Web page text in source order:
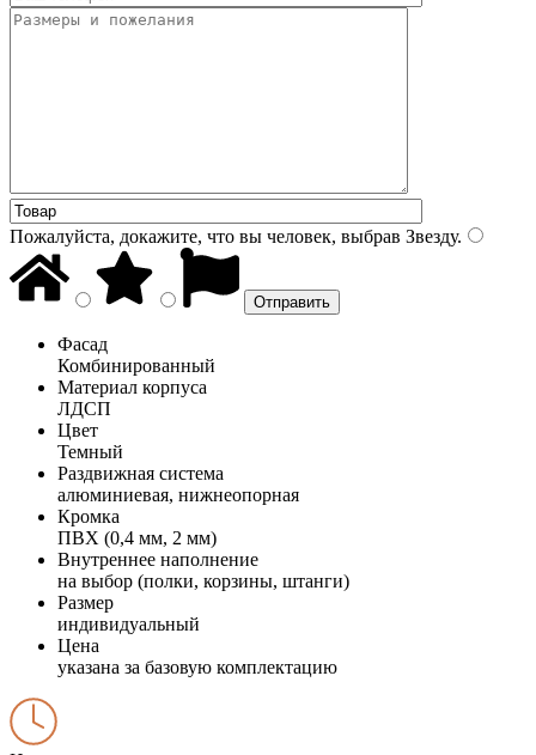
Пожалуйста, докажите, что вы человек, выбрав Звезду.
Фасад
Комбинированный
Материал корпуса
ЛДСП
Цвет
Темный
Раздвижная система
алюминиевая, нижнеопорная
Кромка
ПВХ (0,4 мм, 2 мм)
Внутреннее наполнение
на выбор (полки, корзины, штанги)
Размер
индивидуальный
Цена
указана за базовую комплектацию